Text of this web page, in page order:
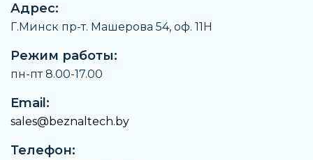
Артикул
DS9515-14200520
Производитель
WIKA MERA
Класс точности
Нержавеющая сталь 1.4301
Адрес:
Г.Минск пр-т. Машерова 54, оф. 11H
Режим работы:
пн-пт 8.00-17.00
Email:
sales@beznaltech.by
Телефон: